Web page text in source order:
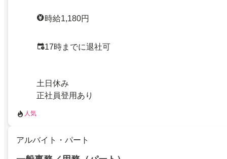
時給1,180円
17時までに退社可
土日休み
正社員登用あり
人気
アルバイト・パート